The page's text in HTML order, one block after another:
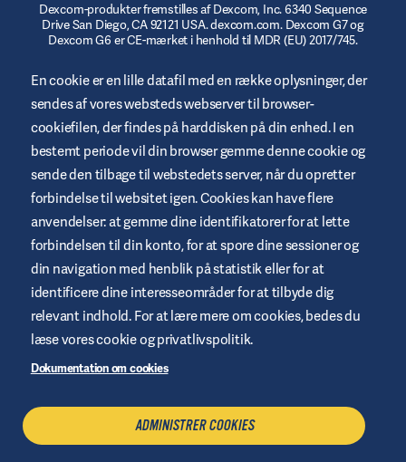
Dexcom-produkter fremstilles af Dexcom, Inc. 6340 Sequence
Drive San Diego, CA 92121 USA. dexcom.com. Dexcom G7 og
Dexcom G6 er CE-mærket i henhold til MDR (EU) 2017/745.
© 2023/2024 Insulet Corporation producent. Omnipod,
Omnipod-logoet, DASH, DASH-logoet og Podder er varemærker
eller registrerede varemærker tilhørende Insulet Corporation i
USA og andre jurisdiktioner. myomnipod.com Omnipod DASH
og Omnipod 5 er CE-mærket i henhold til MDR (EU) 2017/745.
Vilkår og betingelser for websted
Fortrolighetspolitik
Cookies
Juridisk meddelelse
Oversigt over websted
En cookie er en lille datafil med en række oplysninger, der
sendes af vores websteds webserver til browser-
cookiefilen, der findes på harddisken på din enhed. I en
bestemt periode vil din browser gemme denne cookie og
sende den tilbage til webstedets server, når du opretter
forbindelse til websitet igen. Cookies kan have flere
anvendelser: at gemme dine identifikatorer for at lette
forbindelsen til din konto, for at spore dine sessioner og
din navigation med henblik på statistik eller for at
identificere dine interesseområder for at tilbyde dig
relevant indhold. For at lære mere om cookies, bedes du
læse vores cookie og privatlivspolitik.
Dokumentation om cookies
ADMINISTRER COOKIES